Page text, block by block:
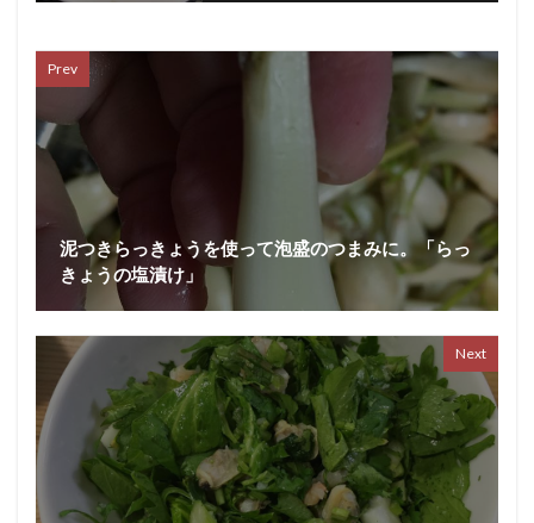
Prev
泥つきらっきょうを使って泡盛のつまみに。「らっ
きょうの塩漬け」
Next